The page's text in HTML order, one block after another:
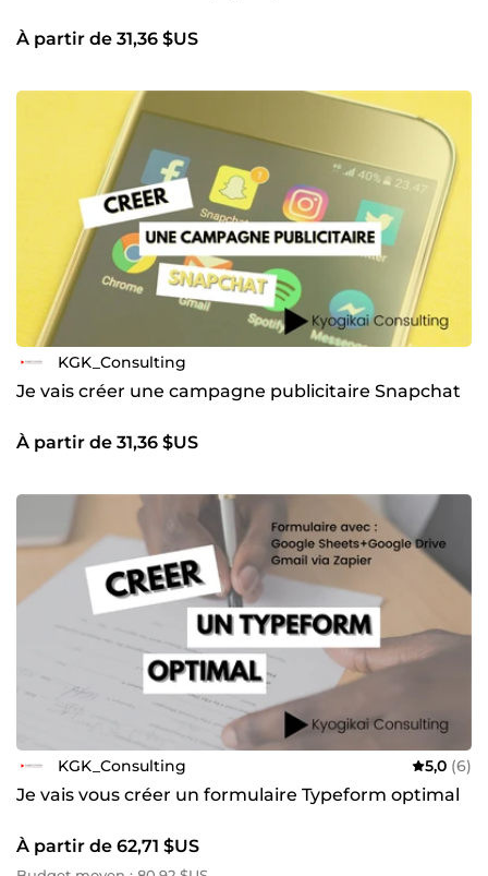
À partir de 31,36 $US
KGK_Consulting
Je vais créer une campagne publicitaire Snapchat
À partir de 31,36 $US
KGK_Consulting 5,0 (6)
Je vais vous créer un formulaire Typeform optimal
À partir de 62,71 $US